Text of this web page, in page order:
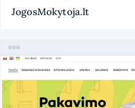
JogosMokytoja.lt